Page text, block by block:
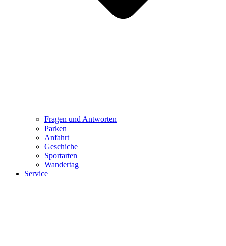
Fragen und Antworten
Parken
Anfahrt
Geschiche
Sportarten
Wandertag
Service